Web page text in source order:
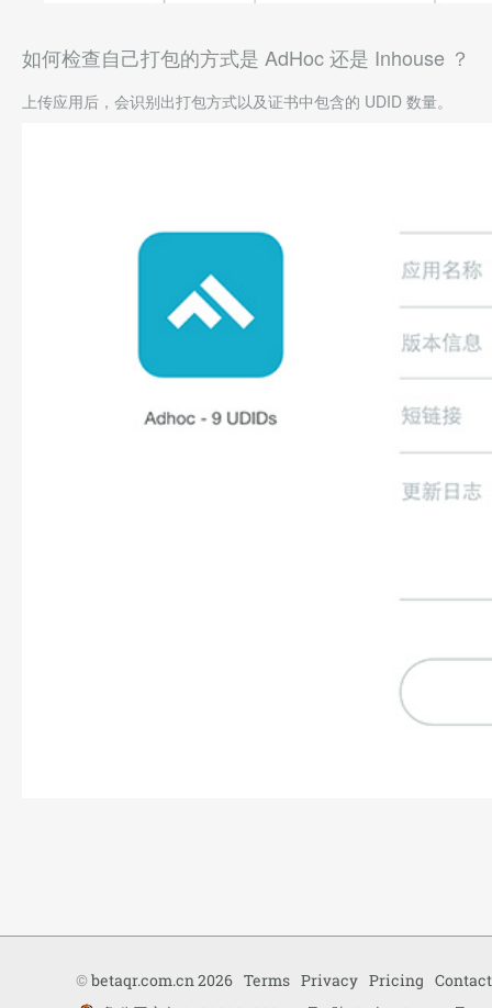
如何检查自己打包的方式是 AdHoc 还是 Inhouse ？
上传应用后，会识别出打包方式以及证书中包含的 UDID 数量。
©betaqr.com.cn 2026 Terms Privacy Pricing Contact